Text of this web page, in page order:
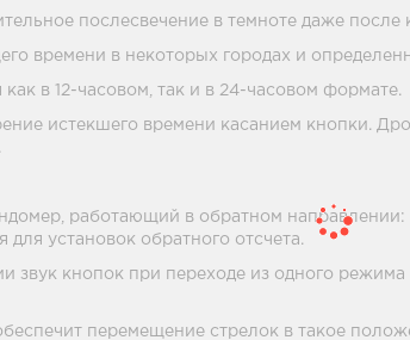
послесвечение в темноте даже после
времени в некоторых городах и
в 12-часовом, так и в 24-часовом формате.
истекшего времени касанием кнопки.
работающий в обратном
установок обратного отсчета.
кнопок при переходе из одного
перемещение стрелок в такое